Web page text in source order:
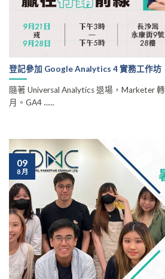
登記參加 Google Analytics 4 實務工作坊
隨著 Universal Analytics 退場，Marketer
月。GA4 ......
09
8 月